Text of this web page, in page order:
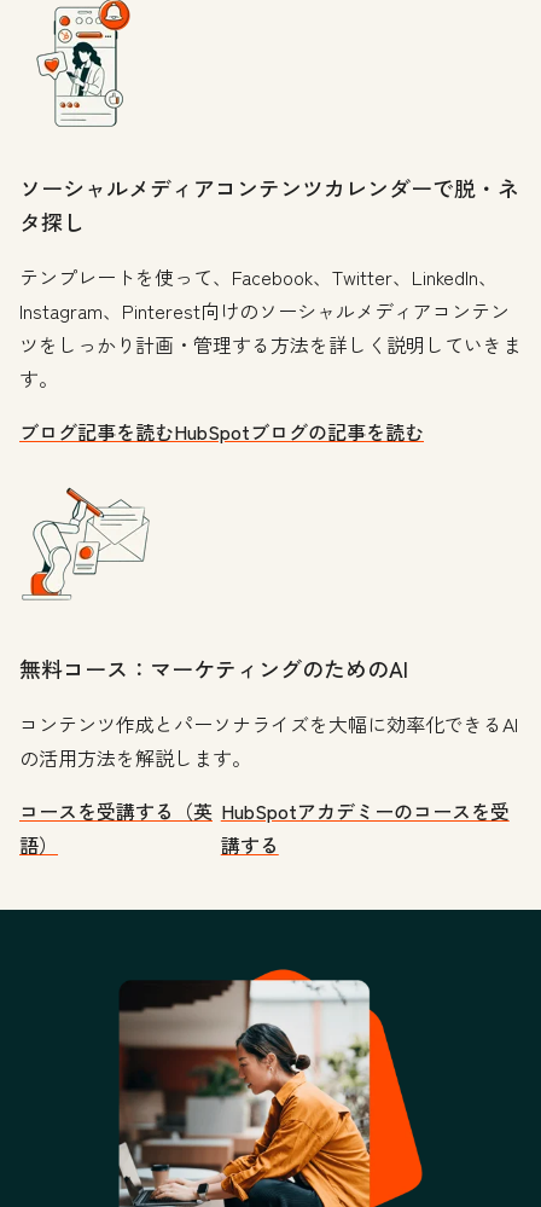
ソーシャルメディアコンテンツカレンダーで脱・ネ
タ探し
テンプレートを使って、Facebook、Twitter、LinkedIn、
Instagram、Pinterest向けのソーシャルメディアコンテン
ツをしっかり計画・管理する方法を詳しく説明していきま
す。
ブログ記事を読むHubSpotブログの記事を読む
無料コース：マーケティングのためのAI
コンテンツ作成とパーソナライズを大幅に効率化できるAI
の活用方法を解説します。
コースを受講する（英
語）
HubSpotアカデミーのコースを受
講する